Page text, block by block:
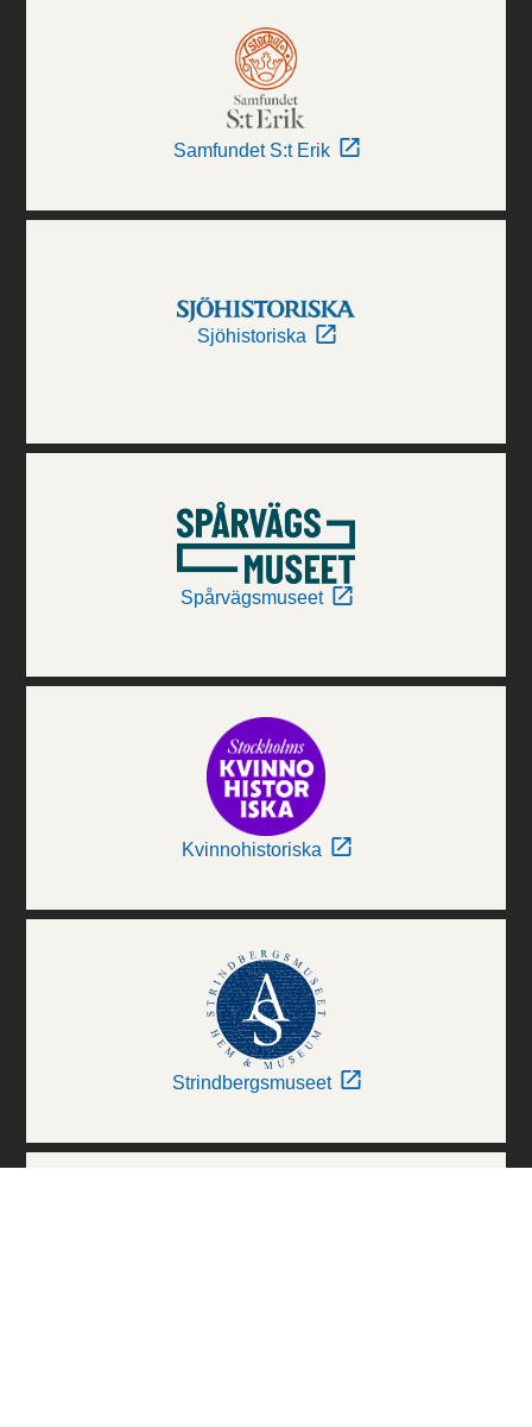
Samfundet S:t Erik
Sjöhistoriska
Spårvägsmuseet
Kvinnohistoriska
Strindbergsmuseet